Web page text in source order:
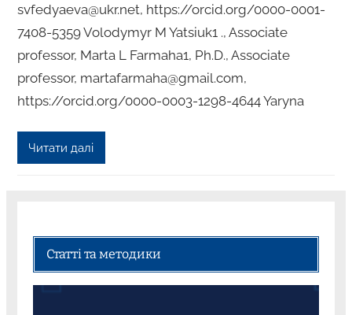
svfedyaeva@ukr.net, https://orcid.org/0000-0001-
7408-5359 Volodymyr M Yatsiuk1 ., Associate
professor, Marta L Farmaha1, Ph.D., Associate
professor, martafarmaha@gmail.com,
https://orcid.org/0000-0003-1298-4644 Yaryna
Читати далі
Статті та методики